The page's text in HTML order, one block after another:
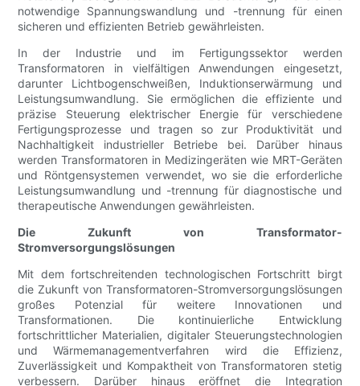
notwendige Spannungswandlung und -trennung für einen
sicheren und effizienten Betrieb gewährleisten.
In der Industrie und im Fertigungssektor werden
Transformatoren in vielfältigen Anwendungen eingesetzt,
darunter Lichtbogenschweißen, Induktionserwärmung und
Leistungsumwandlung. Sie ermöglichen die effiziente und
präzise Steuerung elektrischer Energie für verschiedene
Fertigungsprozesse und tragen so zur Produktivität und
Nachhaltigkeit industrieller Betriebe bei. Darüber hinaus
werden Transformatoren in Medizingeräten wie MRT-Geräten
und Röntgensystemen verwendet, wo sie die erforderliche
Leistungsumwandlung und -trennung für diagnostische und
therapeutische Anwendungen gewährleisten.
Die Zukunft von Transformator-
Stromversorgungslösungen
Mit dem fortschreitenden technologischen Fortschritt birgt
die Zukunft von Transformatoren-Stromversorgungslösungen
großes Potenzial für weitere Innovationen und
Transformationen. Die kontinuierliche Entwicklung
fortschrittlicher Materialien, digitaler Steuerungstechnologien
und Wärmemanagementverfahren wird die Effizienz,
Zuverlässigkeit und Kompaktheit von Transformatoren stetig
verbessern. Darüber hinaus eröffnet die Integration